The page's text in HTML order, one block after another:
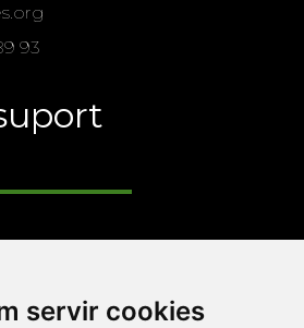
servir cookies
93